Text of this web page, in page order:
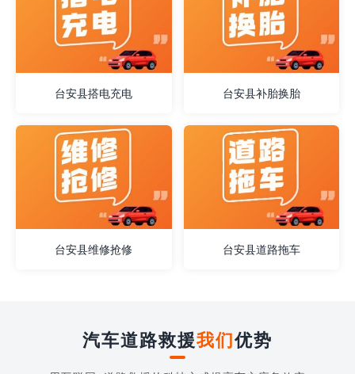
台安县搭电充电 台安县补胎换胎
台安县维修抢修 台安县道路拖车
汽车道路救援我们优势